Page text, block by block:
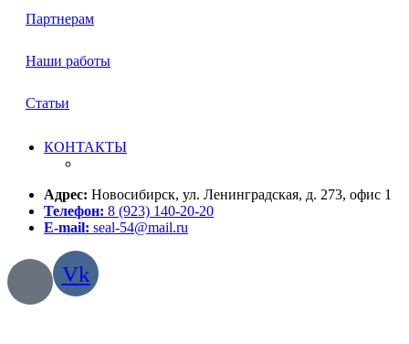
Партнерам
Наши работы
Статьи
КОНТАКТЫ
Адрес: Новосибирск, ул. Ленинградская, д. 273, офис 1
Телефон: 8 (923) 140-20-20
E-mail: seal-54@mail.ru
Vk